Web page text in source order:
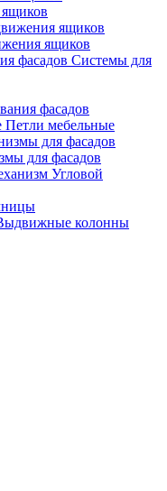
ящиков
Системы для
фасадов
Петли мебельные
для фасадов
Угловой
колонны